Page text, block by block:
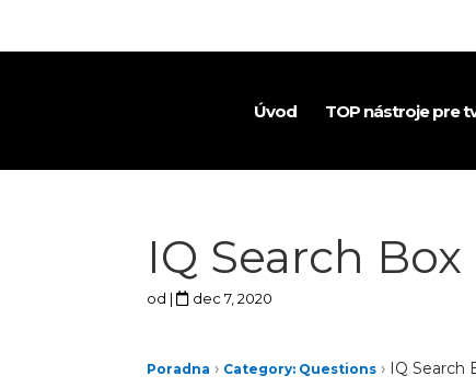
Úvod TOP nástroje pre
IQ Search Box
od | dec 7, 2020
Poradna › Category: Questions › IQ Search